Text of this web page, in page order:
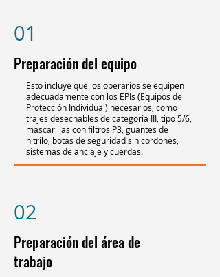
01
Preparación del equipo
Esto incluye que los operarios se equipen
adecuadamente con los EPIs (Equipos de
Protección Individual) necesarios, como
trajes desechables de categoría III, tipo 5/6,
mascarillas con filtros P3, guantes de
nitrilo, botas de seguridad sin cordones,
sistemas de anclaje y cuerdas.
02
Preparación del área de
trabajo